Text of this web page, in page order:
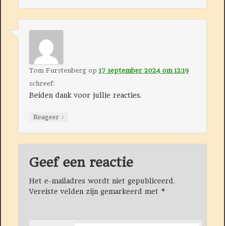
Tom Furstenbergop 17 september 2024 om 12:19
schreef:
Beiden dank voor jullie reacties.
Reageer ↓
Geef een reactie
Het e-mailadres wordt niet gepubliceerd.
Vereiste velden zijn gemarkeerd met *